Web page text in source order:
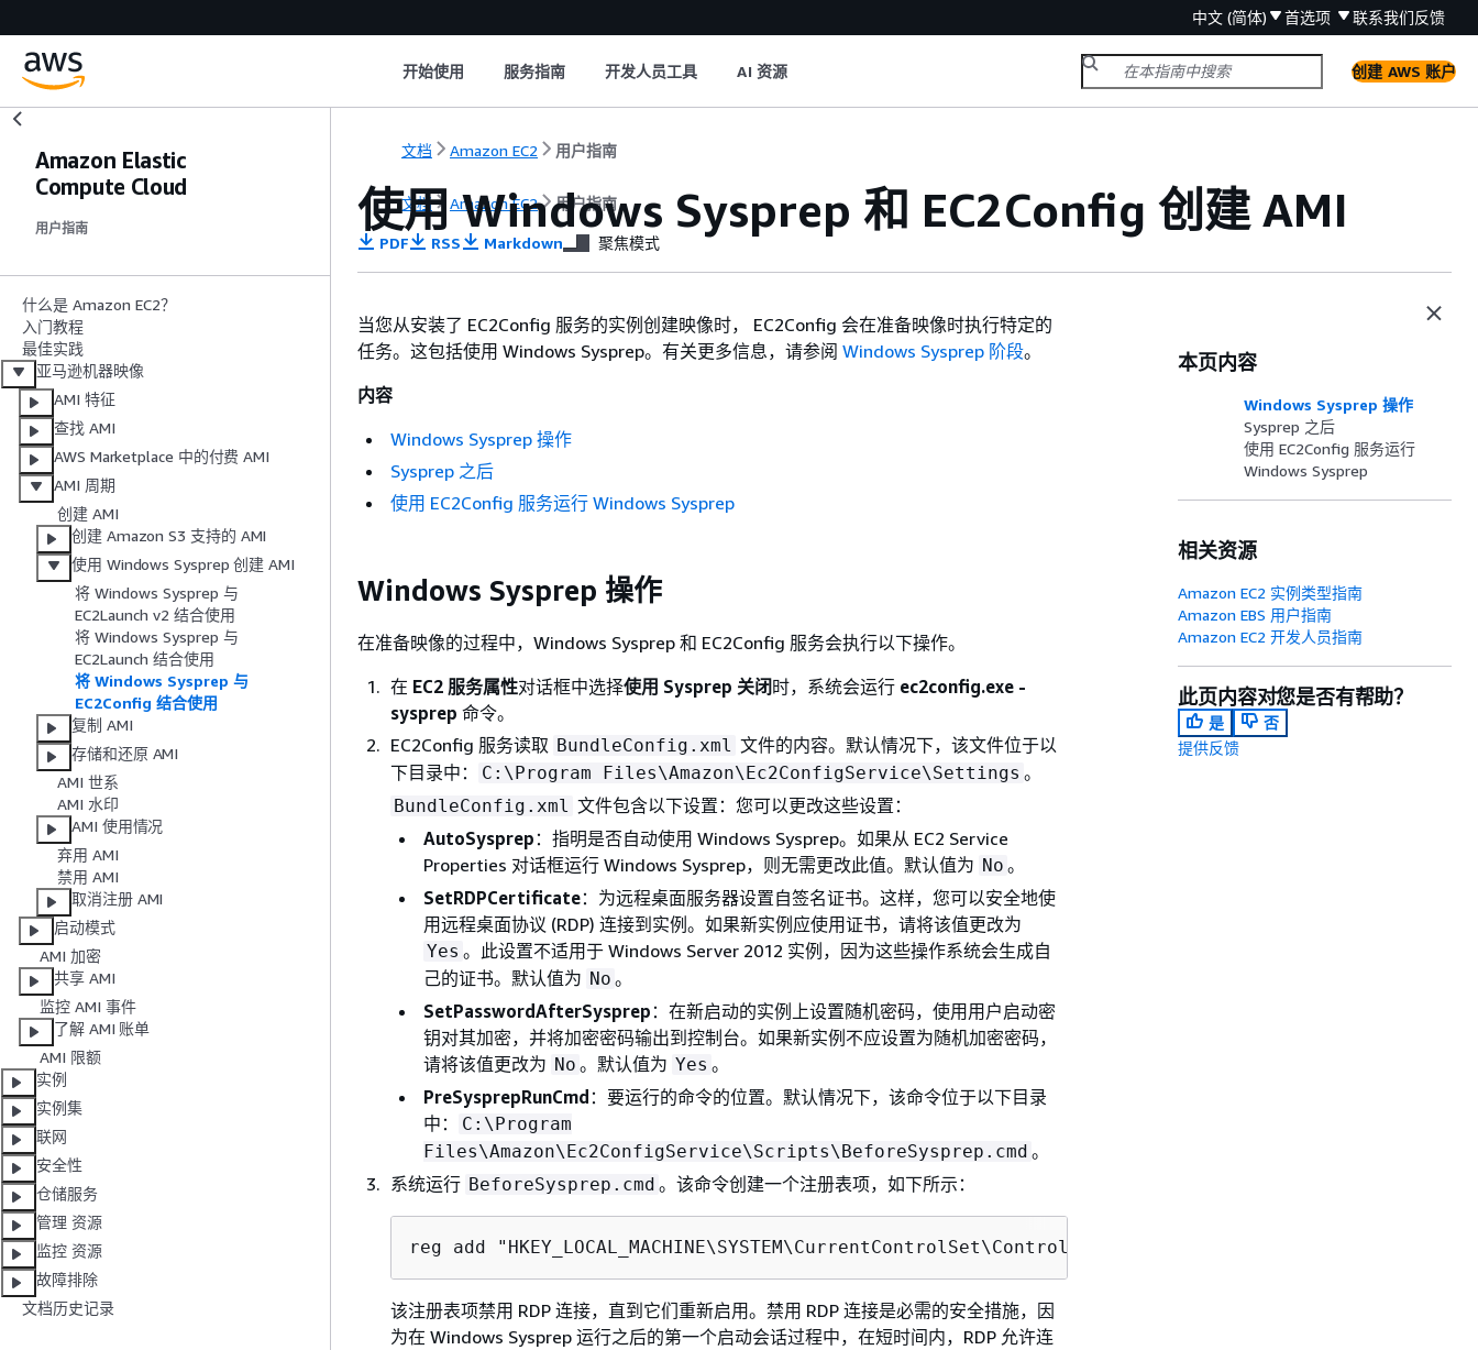
中文 (简体) 首选项 联系我们反馈
开始使用 服务指南 开发人员工具 AI 资源 创建 AWS 账户
Amazon Elastic
Compute Cloud
用户指南
什么是 Amazon EC2？
入门教程
最佳实践
亚马逊机器映像
AMI 特征
查找 AMI
AWS Marketplace 中的付费 AMI
AMI 周期
创建 AMI
创建 Amazon S3 支持的 AMI
使用 Windows Sysprep 创建 AMI
将 Windows Sysprep 与
EC2Launch v2 结合使用
将 Windows Sysprep 与
EC2Launch 结合使用
将 Windows Sysprep 与
EC2Config 结合使用
复制 AMI
存储和还原 AMI
AMI 世系
AMI 水印
AMI 使用情况
弃用 AMI
禁用 AMI
取消注册 AMI
启动模式
AMI 加密
共享 AMI
监控 AMI 事件
了解 AMI 账单
AMI 限额
实例
实例集
联网
安全性
仓储服务
管理 资源
监控 资源
故障排除
文档历史记录
文档 Amazon EC2 用户指南
文档 Amazon EC2 用户指南
使用 Windows Sysprep 和 EC2Config 创建 AMI
PDF RSS Markdown 聚焦模式
当您从安装了 EC2Config 服务的实例创建映像时， EC2Config 会在准备映像时执行特定的
任务。这包括使用 Windows Sysprep。有关更多信息，请参阅 Windows Sysprep 阶段。
内容
Windows Sysprep 操作
Sysprep 之后
使用 EC2Config 服务运行 Windows Sysprep
Windows Sysprep 操作
在准备映像的过程中，Windows Sysprep 和 EC2Config 服务会执行以下操作。
在 EC2 服务属性对话框中选择使用 Sysprep 关闭时，系统会运行 ec2config.exe -
sysprep 命令。
EC2Config 服务读取 BundleConfig.xml 文件的内容。默认情况下，该文件位于以
下目录中：
C:\Program Files\Amazon\Ec2ConfigService\Settings 。
BundleConfig.xml 文件包含以下设置：您可以更改这些设置：
AutoSysprep ：指明是否自动使用 Windows Sysprep。如果从 EC2 Service
Properties 对话框运行 Windows Sysprep，则无需更改此值。默认值为 No 。
SetRDPCertificate：为远程桌面服务器设置自签名证书。这样，您可以安全地使
用远程桌面协议 (RDP) 连接到实例。如果新实例应使用证书，请将该值更改为
Yes 。此设置不适用于 Windows Server 2012 实例，因为这些操作系统会生成自
己的证书。默认值为 No 。
SetPasswordAfterSysprep ：在新启动的实例上设置随机密码，使用用户启动密
钥对其加密，并将加密密码输出到控制台。如果新实例不应设置为随机加密密码，
请将该值更改为 No 。默认值为 Yes 。
PreSysprepRunCmd ：要运行的命令的位置。默认情况下，该命令位于以下目录
中：
C:\Program
Files\Amazon\Ec2ConfigService\Scripts\BeforeSysprep.cmd 。
系统运行 BeforeSysprep.cmd 。该命令创建一个注册表项，如下所示：
reg add "HKEY_LOCAL_MACHINE\SYSTEM\CurrentControlSet\Control\Terminal Server" /v
该注册表项禁用 RDP 连接，直到它们重新启用。禁用 RDP 连接是必需的安全措施，因
为在 Windows Sysprep 运行之后的第一个启动会话过程中，在短时间内，RDP 允许连
本页内容
Windows Sysprep 操作
Sysprep 之后
使用 EC2Config 服务运行
Windows Sysprep
相关资源
Amazon EC2 实例类型指南
Amazon EBS 用户指南
Amazon EC2 开发人员指南
此页内容对您是否有帮助？
是
否
提供反馈